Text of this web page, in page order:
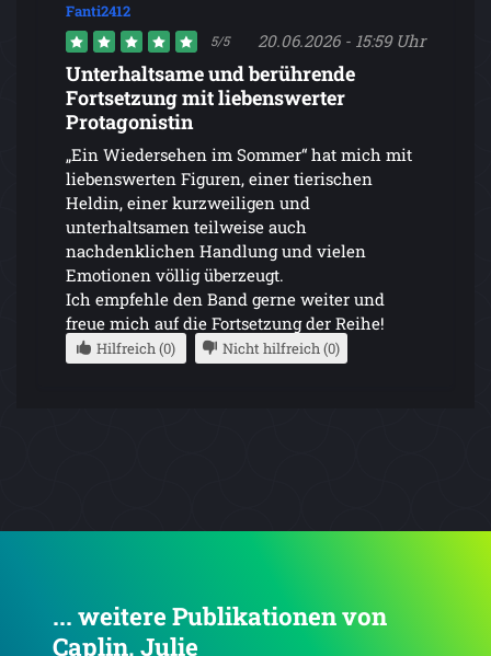
Fanti2412
5/5 20.06.2026 - 15:59 Uhr
Unterhaltsame und berührende
Fortsetzung mit liebenswerter
Protagonistin
„Ein Wiedersehen im Sommer“ hat mich mit
liebenswerten Figuren, einer tierischen
Heldin, einer kurzweiligen und
unterhaltsamen teilweise auch
nachdenklichen Handlung und vielen
Emotionen völlig überzeugt.
Ich empfehle den Band gerne weiter und
freue mich auf die Fortsetzung der Reihe!
Hilfreich (0) Nicht hilfreich (0)
... weitere Publikationen von
Caplin, Julie